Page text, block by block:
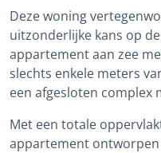
Deze woning
uitzonderlijke kans op
appartement aan zee
slechts enkele meters
een afgesloten complex
Met een totale
appartement ontworpen